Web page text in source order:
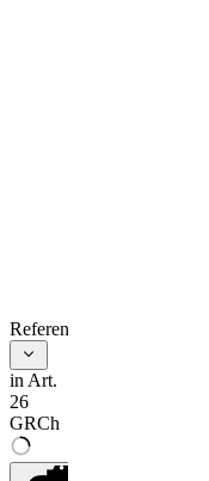
References
in Art.
26
GRCh